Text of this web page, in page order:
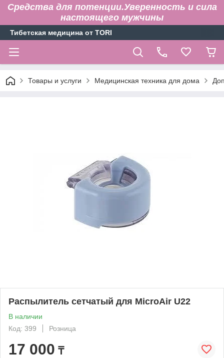
Средства для потенции.Уверенность и сила
настоящего мужчины
Тибетская медицина от TORI
Товары и услуги Медицинская техника для дома
Распылитель сетчатый для MicroAir U22
В наличии
Код: 399
Розница
17 000 ₸